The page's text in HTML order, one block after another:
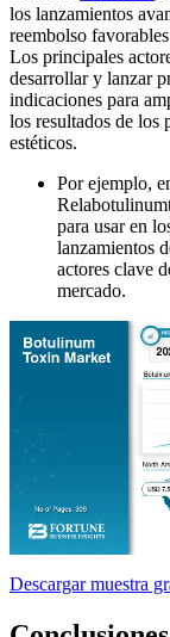
los lanzamientos
reembolso
Los principales
desarrollar y lanzar
indicaciones para
los resultados de los
estéticos.
Por ejemplo,
para usar en
lanzamientos
actores clave
mercado.
Descargar muestra